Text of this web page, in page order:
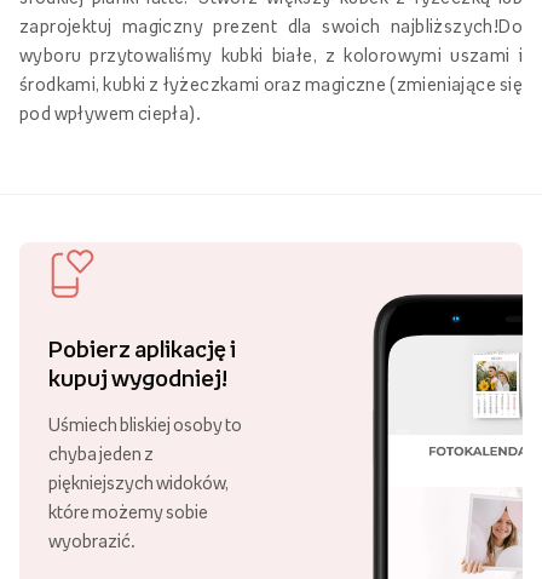
słodkiej pianki latte? Stwórz większy kubek z łyżeczką lub
zaprojektuj magiczny prezent dla swoich najbliższych!Do
wyboru przytowaliśmy kubki białe, z kolorowymi uszami i
środkami, kubki z łyżeczkami oraz magiczne (zmieniające się
Pobierz aplikację i
Uśmiech bliskiej osoby to
chyba jeden z
piękniejszych widoków,
które możemy sobie